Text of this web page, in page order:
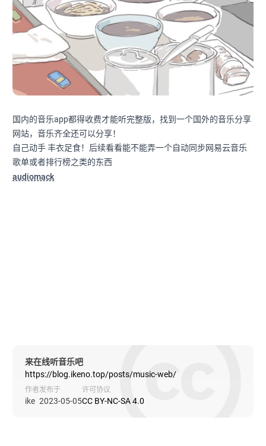
国内的音乐app都得收费才能听完整版，找到一个国外的音乐分享
网站，音乐齐全还可以分享！
自己动手 丰衣足食！后续看看能不能弄一个自动同步网易云音乐
歌单或者排行榜之类的东西
audiomack
来在线听音乐吧
https://blog.ikeno.top/posts/music-web/
作者
ike
发布于
2023-05-05
许可协议
CC BY-NC-SA 4.0